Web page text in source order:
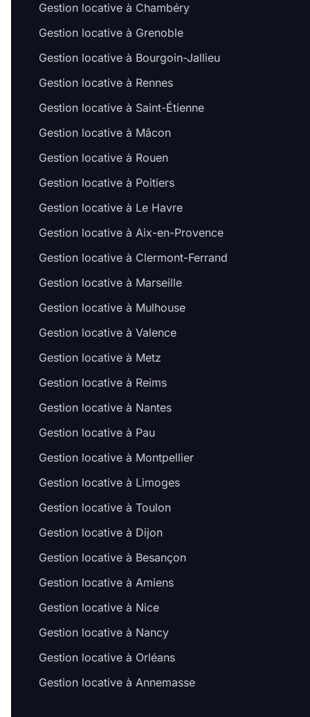
Gestion locative à Chambéry
Gestion locative à Grenoble
Gestion locative à Bourgoin-Jallieu
Gestion locative à Rennes
Gestion locative à Saint-Étienne
Gestion locative à Mâcon
Gestion locative à Rouen
Gestion locative à Poitiers
Gestion locative à Le Havre
Gestion locative à Aix-en-Provence
Gestion locative à Clermont-Ferrand
Gestion locative à Marseille
Gestion locative à Mulhouse
Gestion locative à Valence
Gestion locative à Metz
Gestion locative à Reims
Gestion locative à Nantes
Gestion locative à Pau
Gestion locative à Montpellier
Gestion locative à Limoges
Gestion locative à Toulon
Gestion locative à Dijon
Gestion locative à Besançon
Gestion locative à Amiens
Gestion locative à Nice
Gestion locative à Nancy
Gestion locative à Orléans
Gestion locative à Annemasse